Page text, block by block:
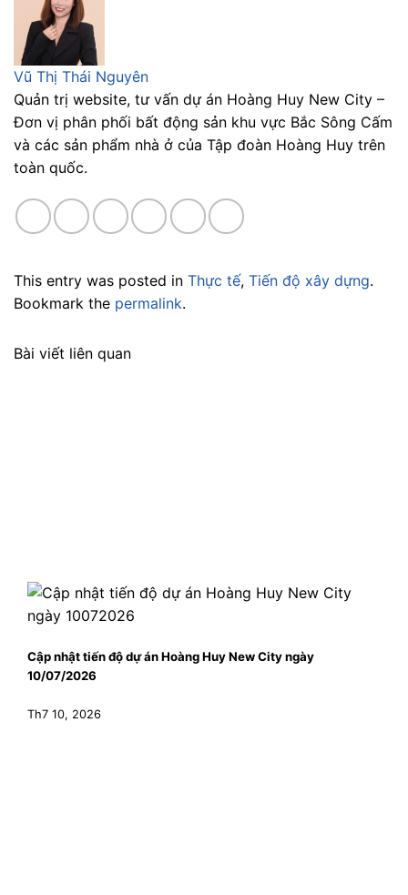
Vũ Thị Thái Nguyên
Quản trị website, tư vấn dự án Hoàng Huy New City –
Đơn vị phân phối bất động sản khu vực Bắc Sông Cấm
và các sản phẩm nhà ở của Tập đoàn Hoàng Huy trên
toàn quốc.
This entry was posted in Thực tế, Tiến độ xây dựng.
Bookmark the permalink.
Bài viết liên quan
Cập nhật tiến độ dự án Hoàng Huy New City ngày
10/07/2026
Th7 10, 2026